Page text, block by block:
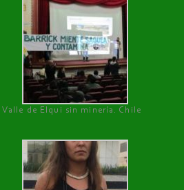
Valle de Elqui sin minería. Chile